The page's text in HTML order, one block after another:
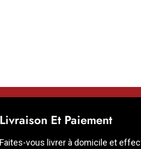
Livraison Et Paiement
Faites-vous livrer à domicile et